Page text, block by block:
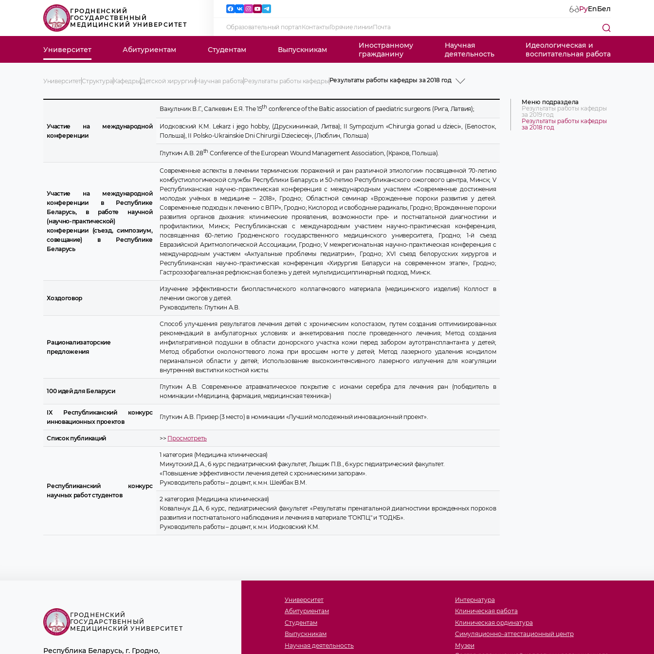
ГРОДНЕНСКИЙ
ГОСУДАРСТВЕННЫЙ
МЕДИЦИНСКИЙ УНИВЕРСИТЕТ
РуEnБел
Образовательный порталКонтактыГорячие линииПочта
Университет Абитуриентам Студентам Выпускникам
Иностранному
гражданину
Научная
деятельность
Идеологическая и
воспитательная работа
УниверситетСтруктура Кафедры Детской хирургииНаучная работа Результаты работы кафедры Результаты работы кафедры за 2018 год
Результаты работы кафедры за 2018 год
Результаты работы кафедры за 2017 год
Результаты работы кафедры за 2015 год
Участие на международной
конференции
Вакульчик В.Г., Салкевич Е.Я. The 15th conference of the Baltic association of paediatric surgeons (Рига, Латвия);
Иодковский К.М. Lekarz i jego hobby, (Друскининкай, Литва); II Sympozjum «Chirurgia gonad u dzieci», (Белосток,
Польша), II Polsko-Ukrainskie Dni Chirurgii Dzieciecej», (Люблин, Польша)
Глуткин А.В. 28th Conference of the European Wound Management Association, (Краков, Польша).
Участие на международной
конференции в Республике
Беларусь, в работе научной
(научно-практической)
конференции (съезд, симпозиум,
совещание) в Республике
Беларусь
Современные аспекты в лечении термических поражений и ран различной этиологии» посвященной 70-летию
комбустиологической службы Республики Беларусь и 50-летию Республиканского ожогового центра, Минск; V
Республиканская научно-практическая конференция с международным участием «Современные достижения
молодых учёных в медицине – 2018», Гродно; Областной семинар «Врожденные пороки развития у детей.
Современные подходы к лечению с ВПР», Гродно; Кислород и свободные радикалы, Гродно; Врожденные пороки
развития органов дыхания: клинические проявления, возможности пре- и постнатальной диагностики и
профилактики, Минск; Республиканская с международным участием научно-практическая конференция,
посвященная 60-летию Гродненского государственного медицинского университета, Гродно; 1-й съезд
Евразийской Аритмологической Ассоциации, Гродно; V межрегиональная научно-практическая конференция с
международным участием «Актуальные проблемы педиатрии», Гродно; XVI съезд белорусских хирургов и
Республиканская научно-практическая конференция «Хирургия Беларуси на современном этапе», Гродно;
Гастроэзофагеальная рефлюксная болезнь у детей: мультидисциплинарный подход, Минск.
Хоздоговор
Изучение эффективности биопластического коллагенового материала (медицинского изделия) Коллост в
лечении ожогов у детей.
Руководитель: Глуткин А.В.
Рационализаторские
предложения
Способ улучшения результатов лечения детей с хроническим колостазом, путем создания оптимизированных
рекомендаций в амбулаторных условиях и анкетирования после проведенного лечения; Метод создания
инфильтративной подушки в области донорского участка кожи перед забором аутотрансплантанта у детей;
Метод обработки околоногтевого ложа при вросшем ногте у детей; Метод лазерного удаления кондилом
перианальной области у детей; Использование высокоинтенсивного лазерного излучения для коагуляции
внутренней выстилки костной кисты.
100 идей для Беларуси
Глуткин А.В. Современное атравматическое покрытие с ионами серебра для лечения ран (победитель в
номинации «Медицина, фармация, медицинская техника»)
IX
Республиканский конкурс
инновационных проектов
Глуткин А.В. Призер (3 место) в номинации «Лучший молодежный инновационный проект».
Список публикаций >> Просмотреть
Республиканский конкурс
научных работ студентов
1 категория (Медицина клиническая)
Микутский Д.А., 6 курс педиатрический факультет, Лыщик П.В., 6 курс педиатрический факультет.
«Повышение эффективности лечения детей с хроническими запорам».
Руководитель работы – доцент, к.м.н. Шейбак В.М.
2 категория (Медицина клиническая)
Ковальчук Д.А, 6 курс, педиатрический факультет «Результаты пренатальной диагностики врожденных пороков
развития и постнатального наблюдения и лечения в материале "ГОКПЦ" и "ГОДКБ».
Руководитель работы – доцент, к.м.н. Иодковский К.М.
Меню подраздела
Результаты работы кафедры
за 2019 год
Результаты работы кафедры
за 2018 год
ГРОДНЕНСКИЙ
ГОСУДАРСТВЕННЫЙ
МЕДИЦИНСКИЙ УНИВЕРСИТЕТ
Республика Беларусь, г. Гродно,
Университет
Абитуриентам
Студентам
Выпускникам
Научная деятельность
Интернатура
Клиническая работа
Клиническая ординатура
Симуляционно-аттестационный центр
Музеи